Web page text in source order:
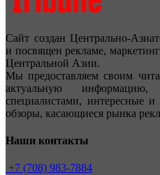
Сайт создан Центрально-
и посвящен рекламе,
Центральной Азии.
Мы предоставляем своим
актуальную
специалистами, интересные
обзоры, касающиеся рынка
Наши контакты
+7 (708) 983-7884